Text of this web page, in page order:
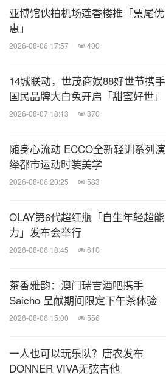
亚博馆伙拍机场莲香楼推「票尾优
惠」
2026-08-06 17:57 400
14城联动，世茂商娱88好世节携手
国民品牌大白兔开启「甜蜜好世」
2026-08-07 18:13 370
随身心流动 ECCO全新轻训系列演
绎都市运动时装美学
2026-08-06 20:25 583
OLAY第6代超红瓶「自生年轻超能
力」发布会举行
2026-08-06 18:45 610
茶香雅韵：澳门瑞吉酒吧携手
Saicho 呈献期间限定下午茶体验
2026-08-06 15:00 556
一人也可以玩乐队？唐农发布
DONNER VIVA无弦吉他